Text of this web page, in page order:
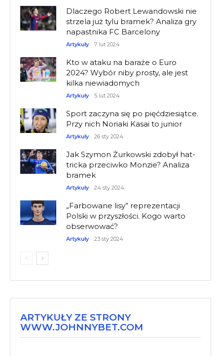
Dlaczego Robert Lewandowski nie
strzela już tylu bramek? Analiza gry
napastnika FC Barcelony
Artykuły 7 lut 2024
Kto w ataku na baraże o Euro
2024? Wybór niby prosty, ale jest
kilka niewiadomych
Artykuły 5 lut 2024
Sport zaczyna się po pięćdziesiątce.
Przy nich Noriaki Kasai to junior
Artykuły 26 sty 2024
Jak Szymon Żurkowski zdobył hat-
tricka przeciwko Monzie? Analiza
bramek
Artykuły 24 sty 2024
„Farbowane lisy” reprezentacji
Polski w przyszłości. Kogo warto
obserwować?
Artykuły 23 sty 2024
ARTYKUŁY ZE STRONY
WWW.JOHNNYBET.COM